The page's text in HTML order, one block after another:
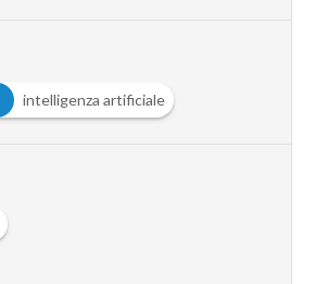
intelligenza artificiale